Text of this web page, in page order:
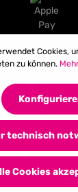
Cookies,
zu können.
technisch
Cookies